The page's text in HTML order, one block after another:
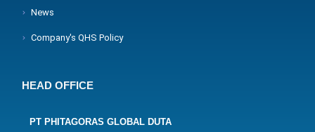
News
Company's QHS Policy
HEAD OFFICE
PT PHITAGORAS GLOBAL DUTA